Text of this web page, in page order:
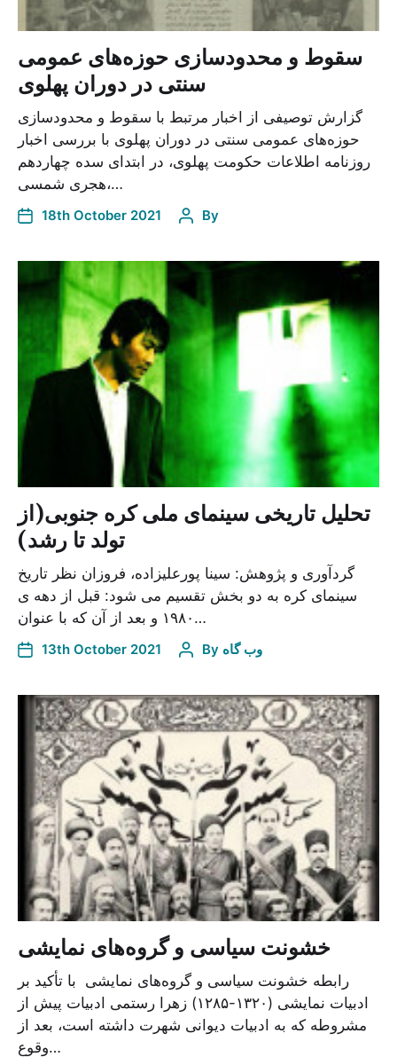
سقوط و محدودسازی حوزه‌های عمومی
سنتی در دوران پهلوی
گزارش توصیفی از اخبار مرتبط با سقوط و محدودسازی
حوزه‌های عمومی سنتی در دوران پهلوی با بررسی اخبار
روزنامه اطلاعات حکومت پهلوی، در ابتدای سده چهاردهم
هجری شمسی،…
18th October 2021 By
تحلیل تاریخی سینمای ملی کره جنوبی(از
تولد تا رشد)
گردآوری و پژوهش: سینا پورعلیزاده، فروزان نظر تاریخ
سینمای کره به دو بخش تقسیم می شود: قبل از دهه ی
۱۹۸۰ و بعد از آن که با عنوان…
13th October 2021 By وب گاه
خشونت سیاسی و گروه‌های نمایشی
رابطه خشونت سیاسی و گروه‌های نمایشی با تأکید بر
ادبیات نمایشی (۱۳۲۰-۱۲۸۵) زهرا رستمی ادبیات پیش از
مشروطه که به ادبیات دیوانی شهرت داشته است، بعد از
وقوع…